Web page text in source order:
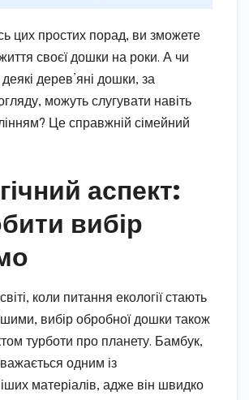
цих простих порад, ви зможете
своєї дошки на роки. А чи
дерев’яні дошки, за
можуть слугувати навіть
Це справжній сімейний
аспект:
вибір
коли питання екології стають
вибір обробної дошки також
турботи про планету. Бамбук,
одним із
матеріалів, адже він швидко